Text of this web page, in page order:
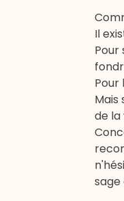
Il
Pour
Pour
Mais
de la
sage